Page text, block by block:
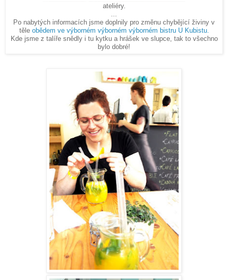
ateliéry.
...
Po nabytých informacích jsme doplnily pro změnu chybějící živiny v
těleobědem ve výborném výborném výborném bistru U Kubistu.
Kde jsme z talíře snědly i tu kytku a hrášek ve slupce, tak to všechno
bylo dobré!